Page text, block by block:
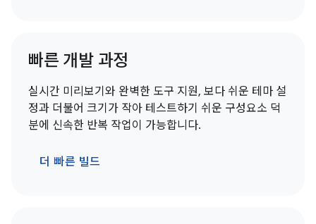
빠른 개발 과정
실시간 미리보기와 완벽한 도구 지원, 보다 쉬운 테마 설
정과 더불어 크기가 작아 테스트하기 쉬운 구성요소 덕
분에 신속한 반복 작업이 가능합니다.
더 빠른 빌드